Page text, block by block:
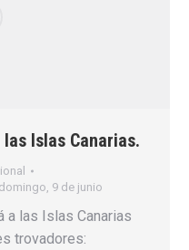
Islas Canarias.
domingo, 9 de junio
a las Islas Canarias
trovadores: